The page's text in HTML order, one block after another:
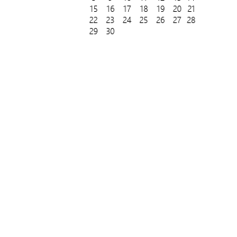
15
16 17 18 19 20 21
22
23 24 25 26 27 28
29
30